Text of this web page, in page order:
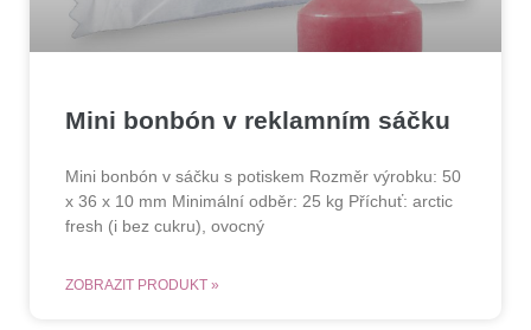
Mini bonbón v reklamním sáčku
Mini bonbón v sáčku s potiskem Rozměr výrobku: 50
x 36 x 10 mm Minimální odběr: 25 kg Příchuť: arctic
fresh (i bez cukru), ovocný
ZOBRAZIT PRODUKT »